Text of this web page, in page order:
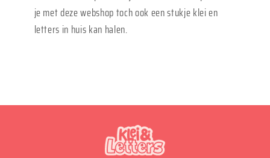
je met deze webshop toch ook een stukje klei en
letters in huis kan halen.